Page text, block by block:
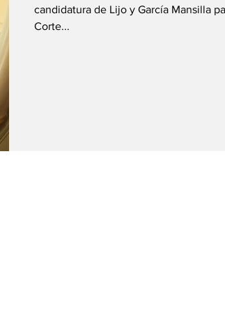
candidatura de Lijo y García Mansilla
Corte...